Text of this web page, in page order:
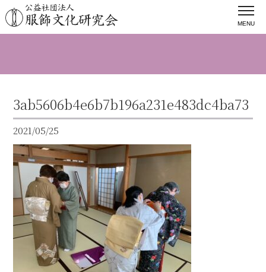
MENU
3ab5606b4e6b7b196a231e483dc4ba73
2021/05/25